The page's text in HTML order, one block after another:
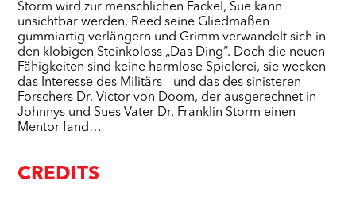
Storm wird zur menschlichen Fackel, Sue kann
unsichtbar werden, Reed seine Gliedmaßen
gummiartig verlängern und Grimm verwandelt sich in
den klobigen Steinkoloss „Das Ding“. Doch die neuen
Fähigkeiten sind keine harmlose Spielerei, sie wecken
das Interesse des Militärs – und das des sinisteren
Forschers Dr. Victor von Doom, der ausgerechnet in
Johnnys und Sues Vater Dr. Franklin Storm einen
Mentor fand…
CREDITS